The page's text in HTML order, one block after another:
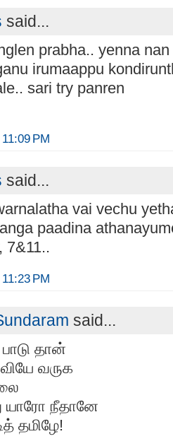
said...
prabha.. yenna
irumaappu
sari try panren
PM
said...
vai vechu
paadina
7&11..
PM
said...
தான்
வருக
யாரோ நீதானே
தமிழே!